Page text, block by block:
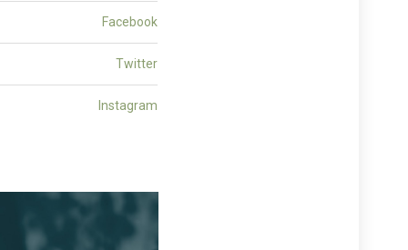
Facebook
Twitter
Instagram